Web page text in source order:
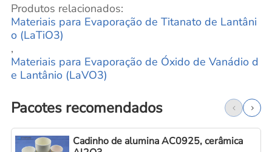
Produtos relacionados:
Materiais para Evaporação de Titanato de Lantâni
o (LaTiO3)
,
Materiais para Evaporação de Óxido de Vanádio d
e Lantânio (LaVO3)
Pacotes recomendados
Cadinho de alumina AC0925, cerâmica